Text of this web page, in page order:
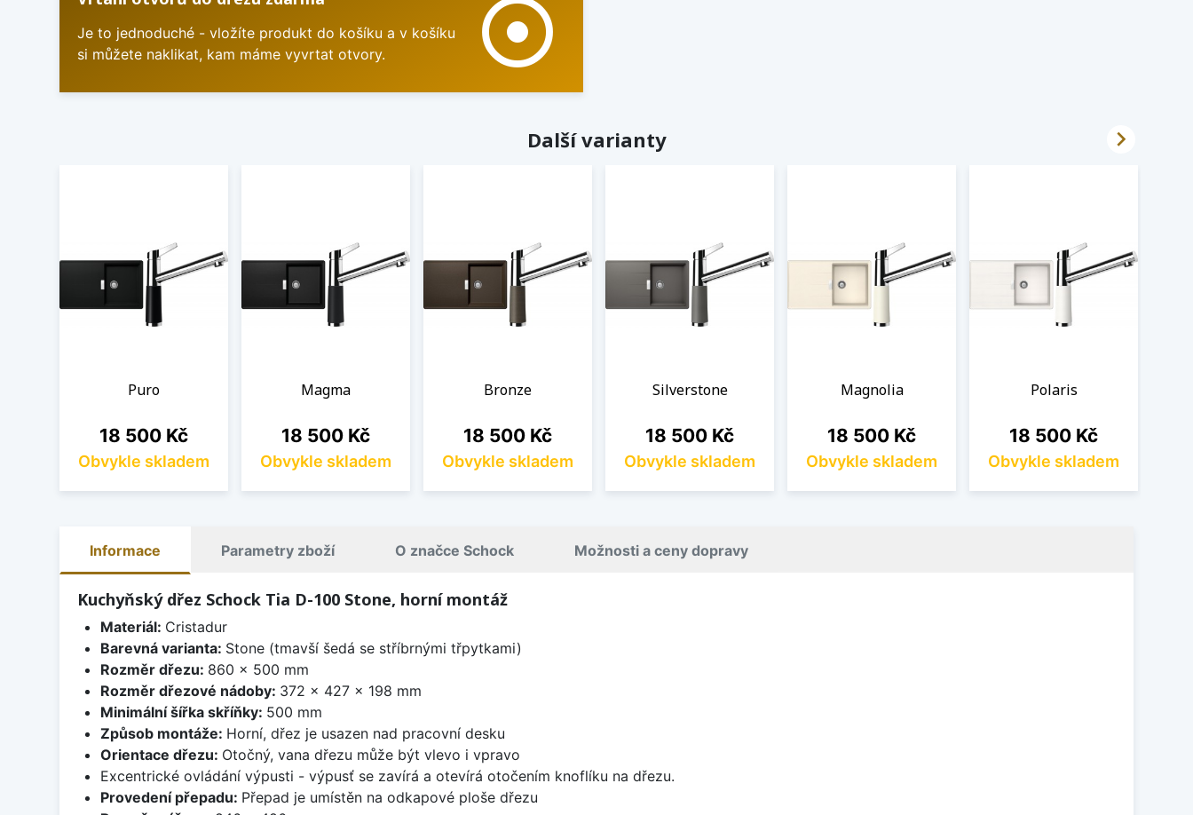
Je to jednoduché - vložíte produkt do košíku a v košíku
si můžete naklikat, kam máme vyvrtat otvory.
adjust
Další varianty
Puro
Cena
18 500 Kč
Obvykle skladem
Magma
Cena
18 500 Kč
Obvykle skladem
Bronze
Cena
18 500 Kč
Obvykle skladem
Silverstone
Cena
18 500 Kč
Obvykle skladem
Magnolia
Cena
18 500 Kč
Obvykle skladem
Polaris
Cena
18 500 Kč
Obvykle skladem

Informace Parametry zboží O značce Schock Možnosti a ceny dopravy
Kuchyňský dřez Schock Tia D-100 Stone, horní montáž
Materiál: Cristadur
Barevná varianta: Stone (tmavší šedá se stříbrnými třpytkami)
Rozměr dřezu: 860 x 500 mm
Rozměr dřezové nádoby: 372 x 427 x 198 mm
Minimální šířka skříňky: 500 mm
Způsob montáže: Horní, dřez je usazen nad pracovní desku
Orientace dřezu: Otočný, vana dřezu může být vlevo i vpravo
Excentrické ovládání výpusti - výpusť se zavírá a otevírá otočením knoflíku na dřezu.
Provedení přepadu: Přepad je umístěn na odkapové ploše dřezu